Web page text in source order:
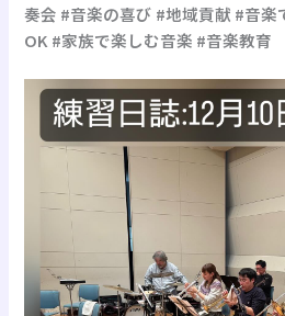
奏会 #音楽の喜び #地域貢献 #音
OK #家族で楽しむ音楽 #音楽教育